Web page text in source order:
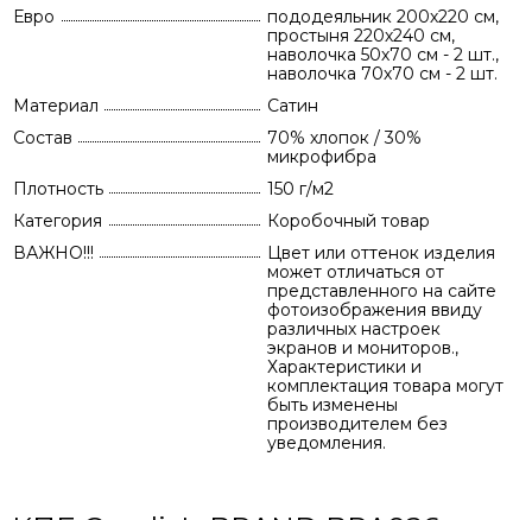
Евро
пододеяльник 200х220 см,
простыня 220х240 см,
наволочка 50х70 см - 2 шт.,
наволочка 70х70 см - 2 шт.
Материал
Сатин
Состав
70% хлопок / 30%
микрофибра
Плотность
150 г/м2
Категория
Коробочный товар
ВАЖНО!!!
Цвет или оттенок изделия
может отличаться от
представленного на сайте
фотоизображения ввиду
различных настроек
экранов и мониторов.,
Характеристики и
комплектация товара могут
быть изменены
производителем без
уведомления.